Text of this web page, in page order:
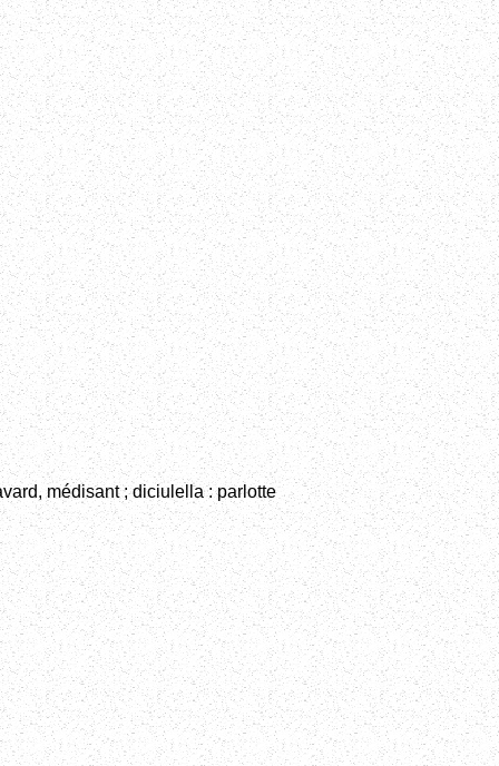
médisant ; diciulella : parlotte